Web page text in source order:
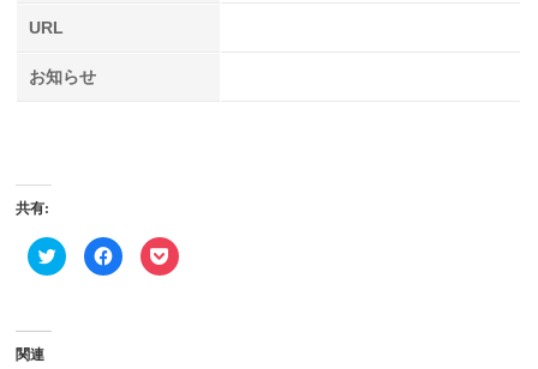
URL
お知らせ
共有:
ク
リ
Facebook
で
ク
リ
関連